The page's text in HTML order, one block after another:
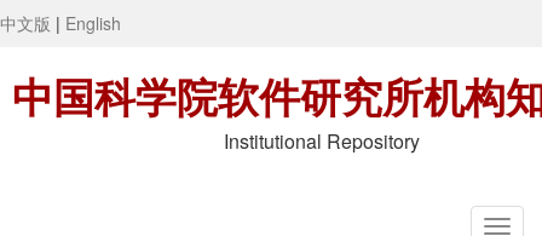
中文版 | English
中国科学院软件研究所机构
Institutional Repository